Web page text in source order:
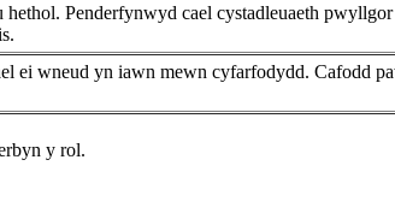
Penderfynwyd cael cystadleuaeth
ei wneud yn iawn mewn cyfarfodydd. Cafodd
y rol.